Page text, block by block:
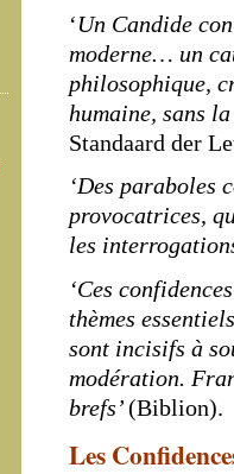
‘Un Candide
moderne… un
philosophique,
humaine, sans
Standaard der
‘Des paraboles
provocatrices,
les
‘Ces
thèmes
sont incisifs à
modération.
brefs’ (Biblion).
Les